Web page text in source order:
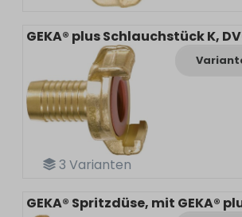
3 Varianten
GEKA® plus Schlauchstück K,
GEKA® Spritzdüse, mit GEKA®